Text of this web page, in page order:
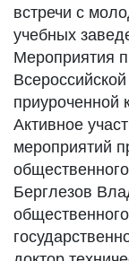
встречи с
учебных
Мероприятия
приуроченной
Активное
мероприятий
Берглезов